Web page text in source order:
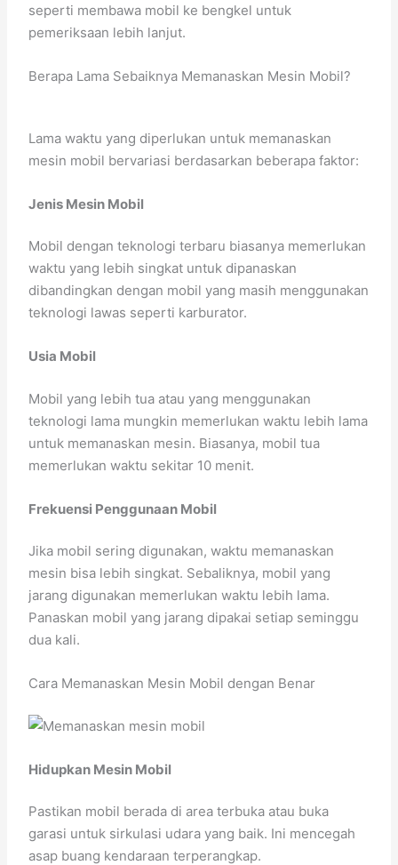
seperti membawa mobil ke bengkel untuk
pemeriksaan lebih lanjut.
Berapa Lama Sebaiknya Memanaskan Mesin Mobil?
Lama waktu yang diperlukan untuk memanaskan
mesin mobil bervariasi berdasarkan beberapa faktor:
Jenis Mesin Mobil
Mobil dengan teknologi terbaru biasanya memerlukan
waktu yang lebih singkat untuk dipanaskan
dibandingkan dengan mobil yang masih menggunakan
teknologi lawas seperti karburator.
Usia Mobil
Mobil yang lebih tua atau yang menggunakan
teknologi lama mungkin memerlukan waktu lebih lama
untuk memanaskan mesin. Biasanya, mobil tua
memerlukan waktu sekitar 10 menit.
Frekuensi Penggunaan Mobil
Jika mobil sering digunakan, waktu memanaskan
mesin bisa lebih singkat. Sebaliknya, mobil yang
jarang digunakan memerlukan waktu lebih lama.
Panaskan mobil yang jarang dipakai setiap seminggu
dua kali.
Cara Memanaskan Mesin Mobil dengan Benar
Hidupkan Mesin Mobil
Pastikan mobil berada di area terbuka atau buka
garasi untuk sirkulasi udara yang baik. Ini mencegah
asap buang kendaraan terperangkap.